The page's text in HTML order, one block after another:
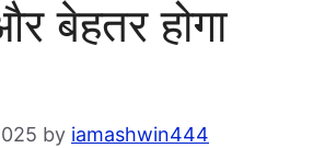
बेहतर होगा
by iamashwin444